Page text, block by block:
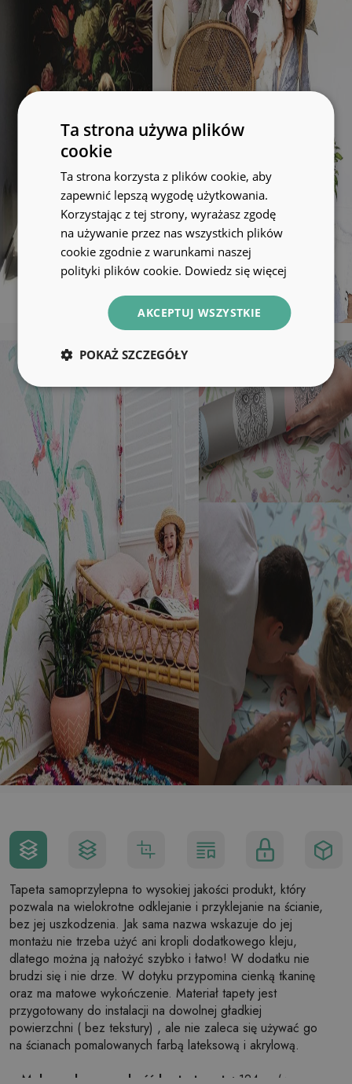
Tapeta samoprzylepna to wysokiej jakości produkt, który
pozwala na wielokrotne odklejanie i przyklejanie na ścianie,
bez jej uszkodzenia. Jak sama nazwa wskazuje do jej
montażu nie trzeba użyć ani kropli dodatkowego kleju,
dlatego można ją nałożyć szybko i łatwo! W dodatku nie
brudzi się i nie drze. W dotyku przypomina cienką tkaninę
oraz ma matowe wykończenie. Materiał tapety jest
przygotowany do instalacji na dowolnej gładkiej
powierzchni ( bez tekstury) , ale nie zaleca się używać go
na ścianach pomalowanych farbą lateksową i akrylową.
Maksymalna szerokość brytu tapety: 124cm (w
Ta strona używa plików
cookie
Ta strona korzysta z plików cookie, aby
zapewnić lepszą wygodę użytkowania.
Korzystając z tej strony, wyrażasz zgodę
na używanie przez nas wszystkich plików
cookie zgodnie z warunkami naszej
polityki plików cookie. Dowiedz się więcej
AKCEPTUJ WSZYSTKIE
POKAŻ SZCZEGÓŁY